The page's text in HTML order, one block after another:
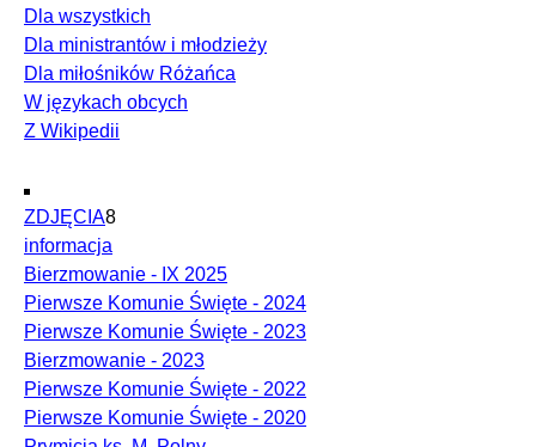
Dla wszystkich
Dla ministrantów i młodzieży
Dla miłośników Różańca
W językach obcych
Z Wikipedii
ZDJĘCIA8
informacja
Bierzmowanie - IX 2025
Pierwsze Komunie Święte - 2024
Pierwsze Komunie Święte - 2023
Bierzmowanie - 2023
Pierwsze Komunie Święte - 2022
Pierwsze Komunie Święte - 2020